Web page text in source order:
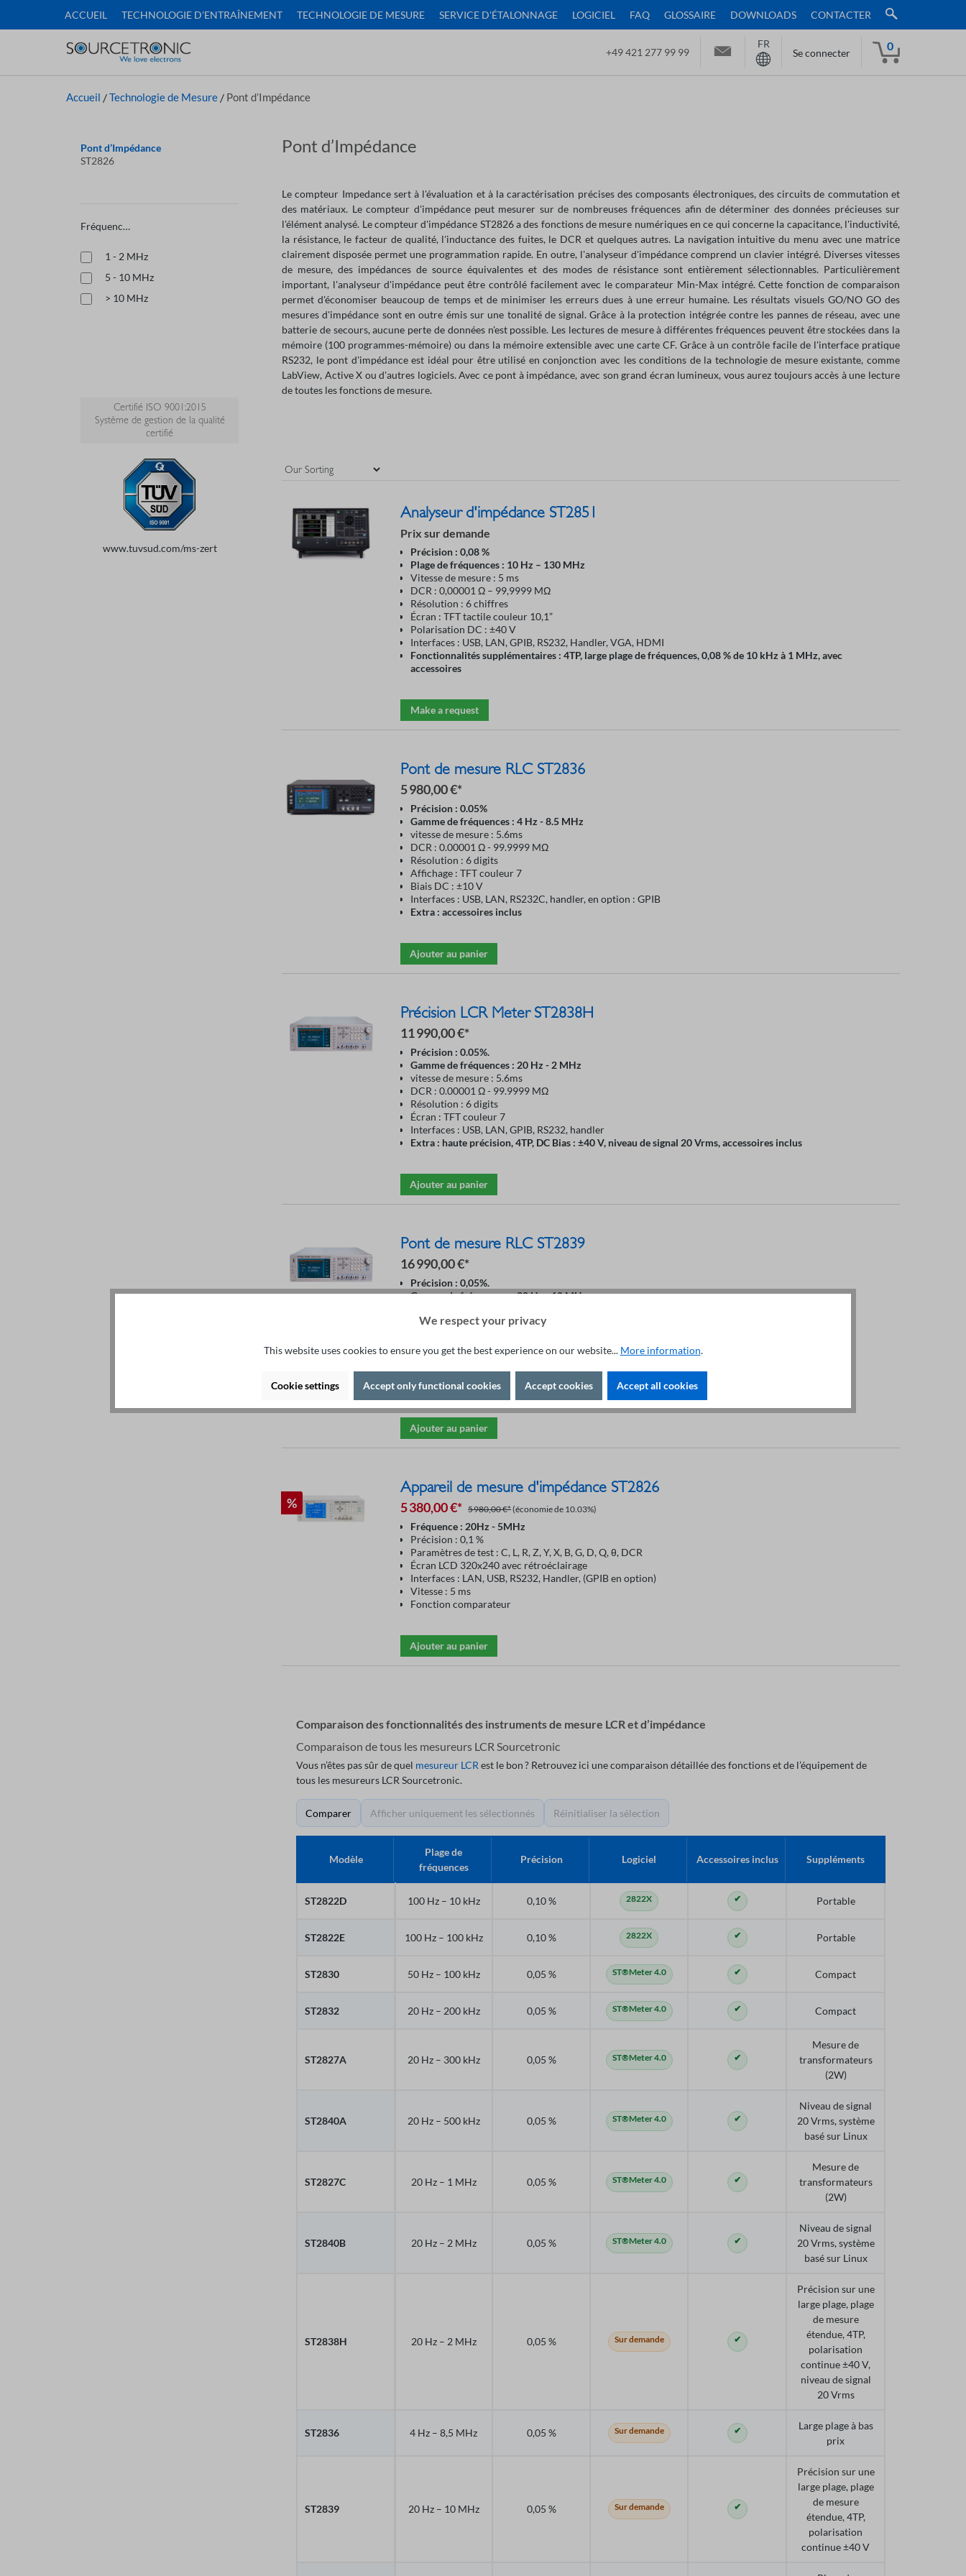
ACCUEIL TECHNOLOGIE D'ENTRAÎNEMENT TECHNOLOGIE DE MESURE SERVICE D'ÉTALONNAGE LOGICIEL FAQ GLOSSAIRE DOWNLOADS CONTACTER
+49 421 277 99 99
FR
Se connecter
0
Accueil /Technologie de Mesure / Pont d’Impédance
Pont d’Impédance
ST2826
Fréquence
1 - 2 MHz
5 - 10 MHz
> 10 MHz
Certifié ISO 9001:2015
Système de gestion de la qualité
certifié
www.tuvsud.com/ms-zert
Pont d’Impédance
Le compteur Impedance sert à l'évaluation et à la caractérisation précises des composants électroniques, des circuits de commutation et
des matériaux. Le compteur d'impédance peut mesurer sur de nombreuses fréquences afin de déterminer des données précieuses sur
l'élément analysé. Le compteur d'impédance ST2826 a des fonctions de mesure numériques en ce qui concerne la capacitance, l'inductivité,
la résistance, le facteur de qualité, l'inductance des fuites, le DCR et quelques autres. La navigation intuitive du menu avec une matrice
clairement disposée permet une programmation rapide. En outre, l'analyseur d'impédance comprend un clavier intégré. Diverses vitesses
de mesure, des impédances de source équivalentes et des modes de résistance sont entièrement sélectionnables. Particulièrement
important, l'analyseur d'impédance peut être contrôlé facilement avec le comparateur Min-Max intégré. Cette fonction de comparaison
permet d'économiser beaucoup de temps et de minimiser les erreurs dues à une erreur humaine. Les résultats visuels GO/NO GO des
mesures d'impédance sont en outre émis sur une tonalité de signal. Grâce à la protection intégrée contre les pannes de réseau, avec une
batterie de secours, aucune perte de données n'est possible. Les lectures de mesure à différentes fréquences peuvent être stockées dans la
mémoire (100 programmes-mémoire) ou dans la mémoire extensible avec une carte CF. Grâce à un contrôle facile de l'interface pratique
RS232, le pont d'impédance est idéal pour être utilisé en conjonction avec les conditions de la technologie de mesure existante, comme
LabView, Active X ou d'autres logiciels. Avec ce pont à impédance, avec son grand écran lumineux, vous aurez toujours accès à une lecture
de toutes les fonctions de mesure.
Analyseur d'impédance ST2851
Prix sur demande
Précision : 0,08 %
Plage de fréquences : 10 Hz – 130 MHz
Vitesse de mesure : 5 ms
DCR : 0,00001 Ω – 99,9999 MΩ
Résolution : 6 chiffres
Écran : TFT tactile couleur 10,1”
Polarisation DC : ±40 V
Interfaces : USB, LAN, GPIB, RS232, Handler, VGA, HDMI
Fonctionnalités supplémentaires : 4TP, large plage de fréquences, 0,08 % de 10 kHz à 1 MHz, avec
accessoires
Make a request
Pont de mesure RLC ST2836
5 980,00 €*
Précision : 0.05%
Gamme de fréquences : 4 Hz - 8.5 MHz
vitesse de mesure : 5.6ms
DCR : 0.00001 Ω - 99.9999 MΩ
Résolution : 6 digits
Affichage : TFT couleur 7
Biais DC : ±10 V
Interfaces : USB, LAN, RS232C, handler, en option : GPIB
Extra : accessoires inclus
Ajouter au panier
Précision LCR Meter ST2838H
11 990,00 €*
Précision : 0.05%.
Gamme de fréquences : 20 Hz - 2 MHz
vitesse de mesure : 5.6ms
DCR : 0.00001 Ω - 99.9999 MΩ
Résolution : 6 digits
Écran : TFT couleur 7
Interfaces : USB, LAN, GPIB, RS232, handler
Extra : haute précision, 4TP, DC Bias : ±40 V, niveau de signal 20 Vrms, accessoires inclus
Ajouter au panier
Pont de mesure RLC ST2839
16 990,00 €*
Précision : 0,05%.
Gamme de fréquences : 20 Hz - 10 MHz
DCR : 0.00001 Ω - 99.9999 MΩ
Affichage : TFT couleur 7
Interfaces : USB, LAN, GPIB, RS232, handler
Extra : haute précision, 4TP, DC Bias : ±40 V, accessoires inclus
Ajouter au panier
%
Appareil de mesure d'impédance ST2826
5 380,00 €* 5 980,00 €*(économie de 10.03%)
Fréquence : 20Hz - 5MHz
Précision : 0,1 %
Paramètres de test : C, L, R, Z, Y, X, B, G, D, Q, θ, DCR
Écran LCD 320x240 avec rétroéclairage
Interfaces : LAN, USB, RS232, Handler, (GPIB en option)
Vitesse : 5 ms
Fonction comparateur
Ajouter au panier
Comparaison des fonctionnalités des instruments de mesure LCR et d’impédance
Comparaison de tous les mesureurs LCR Sourcetronic
Vous n’êtes pas sûr de quel mesureur LCR est le bon ? Retrouvez ici une comparaison détaillée des fonctions et de l’équipement de
tous les mesureurs LCR Sourcetronic.
Comparer Afficher uniquement les sélectionnés Réinitialiser la sélection
Modèle
Plage de
fréquences
Précision Logiciel Accessoires inclus Suppléments
ST2822D 100 Hz – 10 kHz 0,10 % 2822X ✔ Portable
ST2822E 100 Hz – 100 kHz 0,10 % 2822X ✔ Portable
ST2830 50 Hz – 100 kHz 0,05 % ST®Meter 4.0 ✔ Compact
ST2832 20 Hz – 200 kHz 0,05 % ST®Meter 4.0 ✔ Compact
ST2827A 20 Hz – 300 kHz 0,05 % ST®Meter 4.0 ✔
Mesure de
transformateurs
(2W)
ST2840A 20 Hz – 500 kHz 0,05 % ST®Meter 4.0 ✔
Niveau de signal
20 Vrms, système
basé sur Linux
ST2827C 20 Hz – 1 MHz 0,05 % ST®Meter 4.0 ✔
Mesure de
transformateurs
(2W)
ST2840B 20 Hz – 2 MHz 0,05 % ST®Meter 4.0 ✔
Niveau de signal
20 Vrms, système
basé sur Linux
ST2838H 20 Hz – 2 MHz 0,05 % Sur demande ✔
Précision sur une
large plage, plage
de mesure
étendue, 4TP,
polarisation
continue ±40 V,
niveau de signal
20 Vrms
ST2836 4 Hz – 8,5 MHz 0,05 % Sur demande ✔
Large plage à bas
prix
ST2839 20 Hz – 10 MHz 0,05 % Sur demande ✔
Précision sur une
large plage, plage
de mesure
étendue, 4TP,
polarisation
continue ±40 V
We respect your privacy
This website uses cookies to ensure you get the best experience on our website... More information.
Cookie settings Accept only functional cookies Accept cookies Accept all cookies